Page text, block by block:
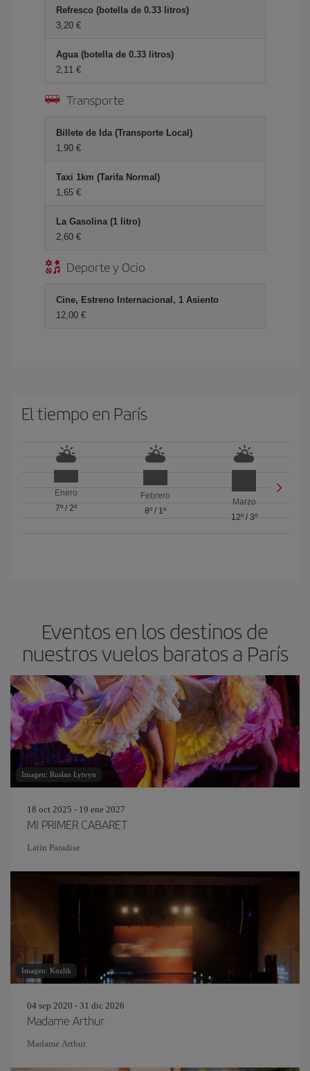
Refresco (botella de 0.33 litros)
3,20 €
Agua (botella de 0.33 litros)
2,11 €
Transporte
Billete de Ida (Transporte Local)
1,90 €
Taxi 1km (Tarifa Normal)
1,65 €
La Gasolina (1 litro)
2,60 €
Deporte y Ocio
Cine, Estreno Internacional, 1 Asiento
12,00 €
El tiempo en París
Enero
7º/ 2º
Febrero
8º/ 1º
Marzo
12º/ 3º
Eventos en los destinos de
nuestros vuelos baratos a París
Imagen: Ruslan Lytvyn
18 oct 2025 - 19 ene 2027
MI PRIMER CABARET
Latin Paradise
Imagen: Kozlik
04 sep 2020 - 31 dic 2026
Madame Arthur
Madame Arthur